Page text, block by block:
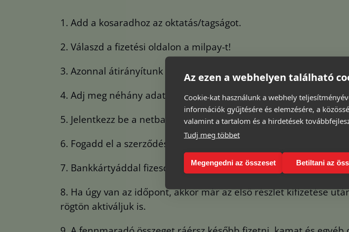
1. Add a kosaradhoz az oktatás/tagságot.
2. Válaszd a fizetési oldalon a milpay-t!
3. Azonnal átirányítunk a bírálati felületre.
4. Adj meg néhány adatot magadról, hogy rendszerünk el tudja
5. Jelentkezz be a netbankodba, és azon keresztül a milpay
6. Fogadd el a szerződést és írd alá egy SMS kóddal.
7. Bankkártyáddal fizesd ki az első részletet, és már készen is
8. Ha úgy van az időpont, akkor már az első részlet kifizetése
rögtön aktiváljuk is.
Az ezen a webhelyen található
Cookie-kat használunk a webhely
információk gyűjtésére és elemzésére, a
valamint a tartalom és a hirdetések
Tudj meg többet
Megengedni az összeset Betiltani az